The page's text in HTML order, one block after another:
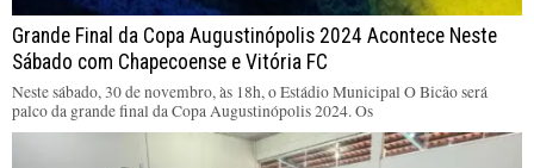
Grande Final da Copa Augustinópolis 2024 Acontece Neste
Sábado com Chapecoense e Vitória FC
Neste sábado, 30 de novembro, às 18h, o Estádio Municipal O Bicão será
palco da grande final da Copa Augustinópolis 2024. Os